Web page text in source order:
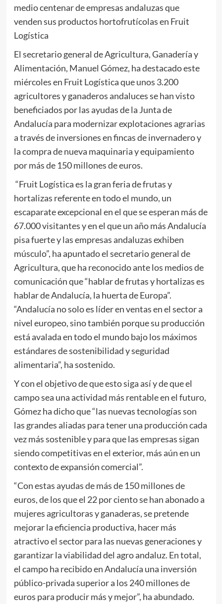
medio centenar de empresas andaluzas que
venden sus productos hortofrutícolas en Fruit
Logística
El secretario general de Agricultura, Ganadería y
Alimentación, Manuel Gómez, ha destacado este
miércoles en Fruit Logística que unos 3.200
agricultores y ganaderos andaluces se han visto
beneficiados por las ayudas de la Junta de
Andalucía para modernizar explotaciones agrarias
a través de inversiones en fincas de invernadero y
la compra de nueva maquinaria y equipamiento
por más de 150 millones de euros.
“Fruit Logística es la gran feria de frutas y
hortalizas referente en todo el mundo, un
escaparate excepcional en el que se esperan más de
67.000 visitantes y en el que un año más Andalucía
pisa fuerte y las empresas andaluzas exhiben
músculo”, ha apuntado el secretario general de
Agricultura, que ha reconocido ante los medios de
comunicación que “hablar de frutas y hortalizas es
hablar de Andalucía, la huerta de Europa”.
“Andalucía no solo es líder en ventas en el sector a
nivel europeo, sino también porque su producción
está avalada en todo el mundo bajo los máximos
estándares de sostenibilidad y seguridad
alimentaria”, ha sostenido.
Y con el objetivo de que esto siga así y de que el
campo sea una actividad más rentable en el futuro,
Gómez ha dicho que “las nuevas tecnologías son
las grandes aliadas para tener una producción cada
vez más sostenible y para que las empresas sigan
siendo competitivas en el exterior, más aún en un
contexto de expansión comercial”.
“Con estas ayudas de más de 150 millones de
euros, de los que el 22 por ciento se han abonado a
mujeres agricultoras y ganaderas, se pretende
mejorar la eficiencia productiva, hacer más
atractivo el sector para las nuevas generaciones y
garantizar la viabilidad del agro andaluz. En total,
el campo ha recibido en Andalucía una inversión
público-privada superior a los 240 millones de
euros para producir más y mejor”, ha abundado.